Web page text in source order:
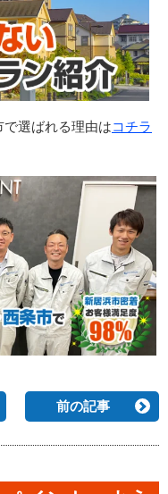
選ばれる理由はコチラ
前の記事